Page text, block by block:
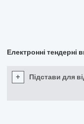
Електронні тендерні
+ Підстави для